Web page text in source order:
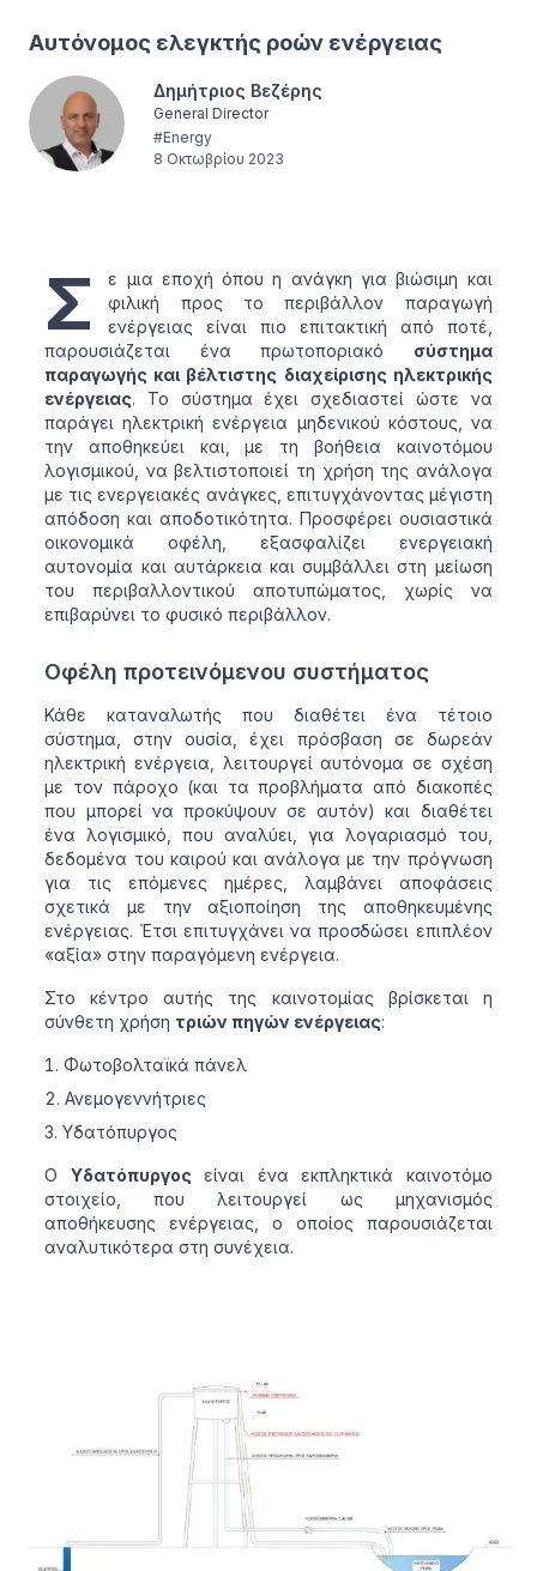
Αυτόνομος ελεγκτής ροών ενέργειας
Δημήτριος Βεζέρης
General Director
#Energy
8 Οκτωβρίου 2023
Σ
ε μια εποχή όπου η ανάγκη για βιώσιμη και
φιλική προς το περιβάλλον παραγωγή
ενέργειας είναι πιο επιτακτική από ποτέ,
παρουσιάζεται ένα πρωτοποριακό σύστημα
παραγωγής και βέλτιστης διαχείρισης ηλεκτρικής
ενέργειας. Το σύστημα έχει σχεδιαστεί ώστε να
παράγει ηλεκτρική ενέργεια μηδενικού κόστους, να
την αποθηκεύει και, με τη βοήθεια καινοτόμου
λογισμικού, να βελτιστοποιεί τη χρήση της ανάλογα
με τις ενεργειακές ανάγκες, επιτυγχάνοντας μέγιστη
απόδοση και αποδοτικότητα. Προσφέρει ουσιαστικά
οικονομικά οφέλη, εξασφαλίζει ενεργειακή
αυτονομία και αυτάρκεια και συμβάλλει στη μείωση
του περιβαλλοντικού αποτυπώματος, χωρίς να
επιβαρύνει το φυσικό περιβάλλον.
Οφέλη προτεινόμενου συστήματος
Κάθε καταναλωτής που διαθέτει ένα τέτοιο
σύστημα, στην ουσία, έχει πρόσβαση σε δωρεάν
ηλεκτρική ενέργεια, λειτουργεί αυτόνομα σε σχέση
με τον πάροχο (και τα προβλήματα από διακοπές
που μπορεί να προκύψουν σε αυτόν) και διαθέτει
ένα λογισμικό, που αναλύει, για λογαριασμό του,
δεδομένα του καιρού και ανάλογα με την πρόγνωση
για τις επόμενες ημέρες, λαμβάνει αποφάσεις
σχετικά με την αξιοποίηση της αποθηκευμένης
ενέργειας. Έτσι επιτυγχάνει να προσδώσει επιπλέον
«αξία» στην παραγόμενη ενέργεια.
Στο κέντρο αυτής της καινοτομίας βρίσκεται η
σύνθετη χρήση τριών πηγών ενέργειας:
Φωτοβολταϊκά πάνελ
Ανεμογεννήτριες
Υδατόπυργος
Ο Υδατόπυργοςείναι ένα εκπληκτικά καινοτόμο
στοιχείο, που λειτουργεί ως μηχανισμός
αποθήκευσης ενέργειας, ο οποίος παρουσιάζεται
αναλυτικότερα στη συνέχεια.